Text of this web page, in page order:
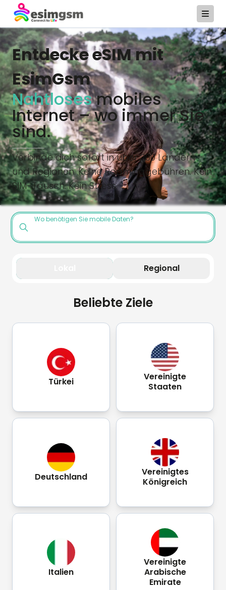
Entdecke eSIM mit
EsimGsm
Nahtlosesmobiles
Internet – wo immer Sie
sind.
Verbinde dich sofort in über 200 Ländern
und Regionen. Keine Roaminggebühren. Kein
SIM-Tausch. Kein Stress.
Wo benötigen Sie mobile Daten?
Regional
Beliebte Ziele
Türkei
Vereinigte
Staaten
Deutschland
Vereinigtes
Königreich
Italien
Vereinigte
Arabische
Emirate